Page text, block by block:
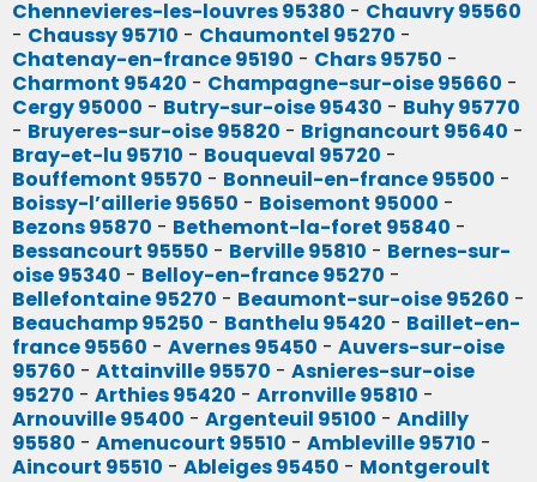
Chennevieres-les-louvres 95380 - Chauvry 95560
- Chaussy 95710 - Chaumontel 95270 -
Chatenay-en-france 95190 - Chars 95750 -
Charmont 95420 - Champagne-sur-oise 95660 -
Cergy 95000 - Butry-sur-oise 95430 - Buhy 95770
- Bruyeres-sur-oise 95820 - Brignancourt 95640 -
Bray-et-lu 95710 - Bouqueval 95720 -
Bouffemont 95570 - Bonneuil-en-france 95500 -
Boissy-l’aillerie 95650 - Boisemont 95000 -
Bezons 95870 - Bethemont-la-foret 95840 -
Bessancourt 95550 - Berville 95810 - Bernes-sur-
oise 95340 - Belloy-en-france 95270 -
Bellefontaine 95270 - Beaumont-sur-oise 95260 -
Beauchamp 95250 - Banthelu 95420 - Baillet-en-
france 95560 - Avernes 95450 - Auvers-sur-oise
95760 - Attainville 95570 - Asnieres-sur-oise
95270 - Arthies 95420 - Arronville 95810 -
Arnouville 95400 - Argenteuil 95100 - Andilly
95580 - Amenucourt 95510 - Ambleville 95710 -
Aincourt 95510 - Ableiges 95450 - Montgeroult